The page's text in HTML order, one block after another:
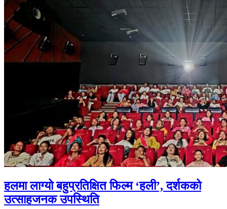
हलमा लाग्यो बहुप्रतिक्षित फिल्म ‘हली’, दर्शकको
उत्साहजनक उपस्थिति